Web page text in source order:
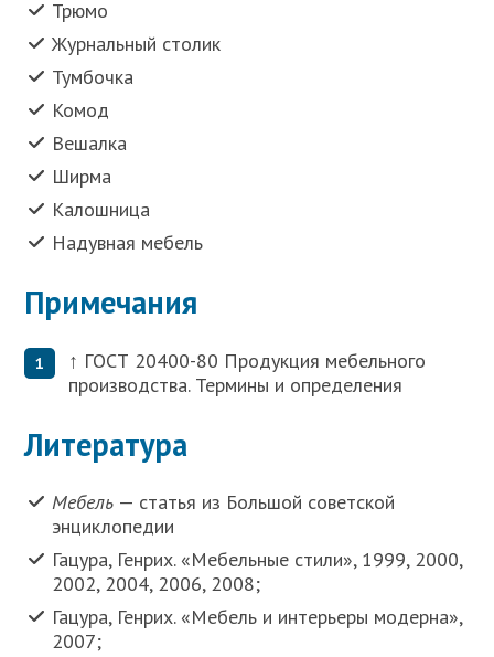
Трюмо
Журнальный столик
Тумбочка
Комод
Вешалка
Ширма
Калошница
Надувная мебель
Примечания
↑ ГОСТ 20400-80 Продукция мебельного
производства. Термины и определения
Литература
Мебель — статья из Большой советской
энциклопедии
Гацура, Генрих. «Мебельные стили», 1999, 2000,
2002, 2004, 2006, 2008;
Гацура, Генрих. «Мебель и интерьеры модерна»,
2007;